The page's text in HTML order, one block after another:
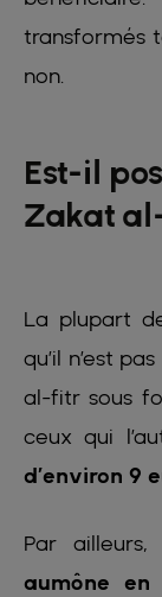
transformés
non.
Est-il
Zakat
La plupart
qu’il n’est
al-fitr sous
ceux qui
d’environ 9
Par ailleurs,
aumône en